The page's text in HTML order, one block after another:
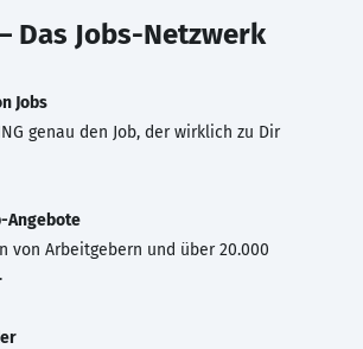
Das Jobs-Netzwerk
Jobs
genau den Job, der wirklich zu Dir
Angebote
von Arbeitgebern und über 20.000